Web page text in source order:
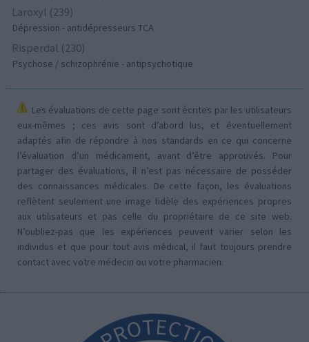
Laroxyl (239)
Dépression - antidépresseurs TCA
Risperdal (230)
Psychose / schizophrénie - antipsychotique
Les évaluations de cette page sont écrites par les utilisateurs
eux-mêmes ; ces avis sont d’abord lus, et éventuellement
adaptés afin de répondre à nos standards en ce qui concerne
l’évaluation d’un médicament, avant d’être approuvés. Pour
partager des évaluations, il n’est pas nécessaire de posséder
des connaissances médicales. De cette façon, les évaluations
reflètent seulement une image fidèle des expériences propres
aux utilisateurs et pas celle du propriétaire de ce site web.
N’oubliez-pas que les expériences peuvent varier selon les
individus et que pour tout avis médical, il faut toujours prendre
contact avec votre médecin ou votre pharmacien.